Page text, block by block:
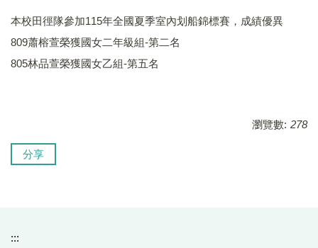
本校田徑隊參加115年全國夏季室內划船錦標賽，成績優異
809蕭榕萱榮獲國女二年級組-第二名
805林品萱榮獲國女乙組-第五名
瀏覽數: 278
分享
:::